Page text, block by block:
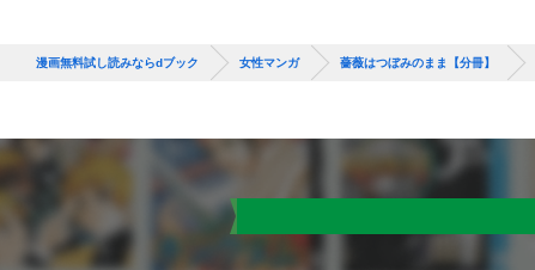
漫画無料試し読みならdブック 女性マンガ 薔薇はつぼみのまま【分冊】